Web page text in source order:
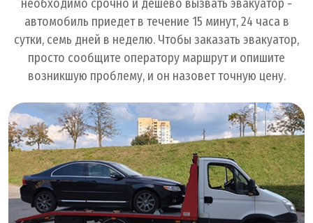
необходимо срочно и дешево вызвать эвакуатор -
автомобиль приедет в течение 15 минут, 24 часа в
сутки, семь дней в неделю. Чтобы заказать эвакуатор,
просто сообщите оператору маршрут и опишите
возникшую проблему, и он назовет точную цену.